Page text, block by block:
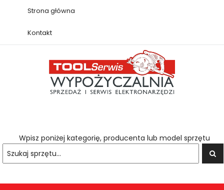
Strona główna
Kontakt
Wpisz poniżej kategorię, producenta lub model sprzętu